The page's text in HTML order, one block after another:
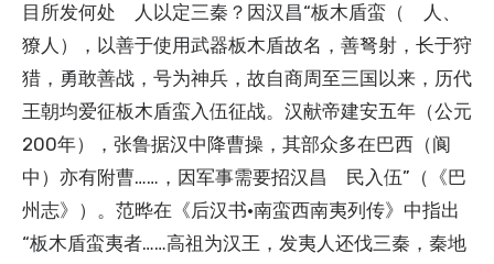
目所发何处 人以定三秦？因汉昌“板木盾蛮（ 人、
獠人），以善于使用武器板木盾故名，善弩射，长于狩
猎，勇敢善战，号为神兵，故自商周至三国以来，历代
王朝均爱征板木盾蛮入伍征战。汉献帝建安五年（公元
200年），张鲁据汉中降曹操，其部众多在巴西（阆
中）亦有附曹……，因军事需要招汉昌 民入伍”（《巴
州志》）。范晔在《后汉书·南蛮西南夷列传》中指出
“板木盾蛮夷者……高祖为汉王，发夷人还伐三秦，秦地